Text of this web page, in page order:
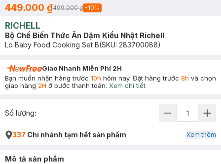
449.000 ₫499.000 ₫ -10%
RICHELL
Bộ Chế Biến Thức Ăn Dặm Kiểu Nhật Richell
Lo Baby Food Cooking Set B(SKU: 283700088)
Giao Nhanh Miễn Phí 2H
Bạn muốn nhận hàng trước 10h hôm nay. Đặt hàng trước 8h và chọn
giao hàng 2H ở bước thanh toán. Xem chi tiết
Số lượng:
337 Chi nhánh tạm hết sản phẩm Xem thêm
Mô tả sản phẩm